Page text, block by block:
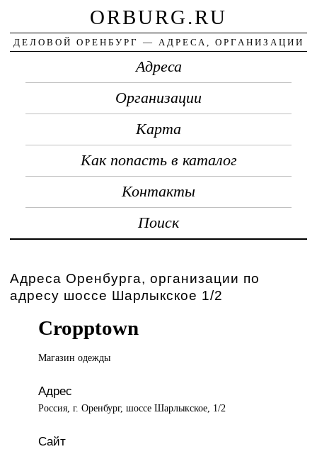
ORBURG.RU
ДЕЛОВОЙ ОРЕНБУРГ — АДРЕСА, ОРГАНИЗАЦИИ
Адреса
Организации
Карта
Как попасть в каталог
Контакты
Поиск
Адреса Оренбурга, организации по
адресу шоссе Шарлыкское 1/2
Cropptown
Магазин одежды
Адрес
Россия, г. Оренбург, шоссе Шарлыкское, 1/2
Сайт